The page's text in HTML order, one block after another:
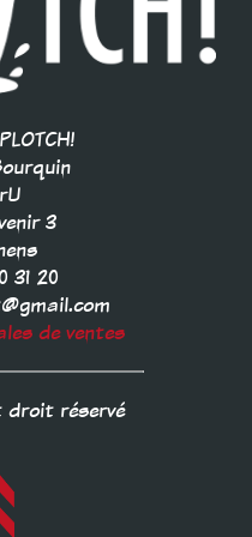
3
31 20
de ventes
droit réservé